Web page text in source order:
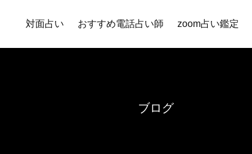
対面占い おすすめ電話占い師 zoom占い鑑定
ブログ